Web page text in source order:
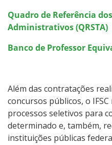
Quadro de Referência
Administrativos (QRSTA)
Banco de Professor
Além das contratações
concursos públicos, o
processos seletivos para
determinado e, também,
instituições públicas